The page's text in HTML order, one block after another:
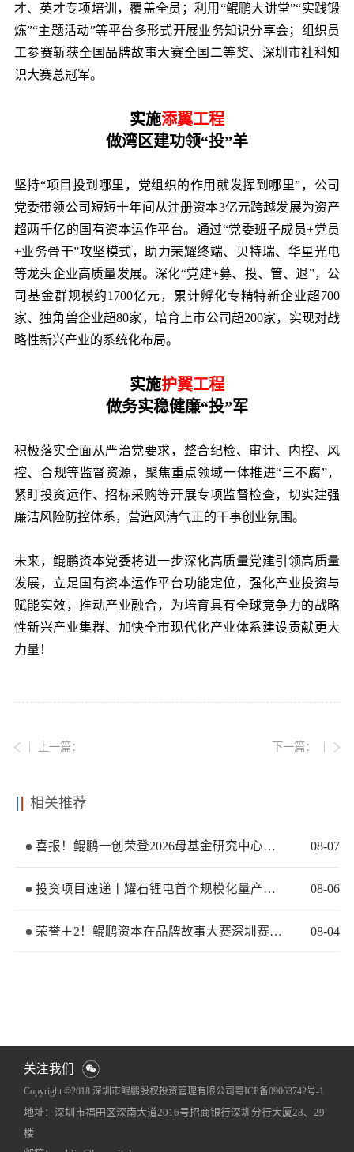
才、英才专项培训，覆盖全员；利用“鲲鹏大讲堂”“实践锻
炼”“主题活动”等平台多形式开展业务知识分享会；组织员
工参赛斩获全国品牌故事大赛全国二等奖、深圳市社科知
识大赛总冠军。
实施添翼工程
做湾区建功领“投”羊
坚持“项目投到哪里，党组织的作用就发挥到哪里”，公司
党委带领公司短短十年间从注册资本3亿元跨越发展为资产
超两千亿的国有资本运作平台。通过“党委班子成员+党员
+业务骨干”攻坚模式，助力荣耀终端、贝特瑞、华星光电
等龙头企业高质量发展。深化“党建+募、投、管、退”，公
司基金群规模约1700亿元，累计孵化专精特新企业超700
家、独角兽企业超80家，培育上市公司超200家，实现对战
略性新兴产业的系统化布局。
实施护翼工程
做务实稳健廉“投”军
积极落实全面从严治党要求，整合纪检、审计、内控、风
控、合规等监督资源，聚焦重点领域一体推进“三不腐”，
紧盯投资运作、招标采购等开展专项监督检查，切实建强
廉洁风险防控体系，营造风清气正的干事创业氛围。
未来，鲲鹏资本党委将进一步深化高质量党建引领高质量
发展，立足国有资本运作平台功能定位，强化产业投资与
赋能实效，推动产业融合，为培育具有全球竞争力的战略
性新兴产业集群、加快全市现代化产业体系建设贡献更大
力量！
上一篇： 下一篇：
相关推荐
喜报！鲲鹏一创荣登2026母基金研究中心两大榜单 08-07
投资项目速递丨耀石锂电首个规模化量产基地签约落地 08-06
荣誉＋2！鲲鹏资本在品牌故事大赛深圳赛区再获佳绩 08-04
关注我们
Copyright ©2018 深圳市鲲鹏股权投资管理有限公司粤ICP备09063742号-1
网站地图犀牛云提供企业云服务
地址：深圳市福田区深南大道2016号招商银行深圳分行大厦28、29
楼